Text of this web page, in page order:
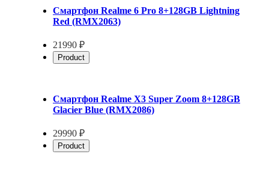
Смартфон Realme 6 Pro 8+128GB Lightning
Red (RMX2063)
21990 ₽
Product
Смартфон Realme X3 Super Zoom 8+128GB
Glacier Blue (RMX2086)
29990 ₽
Product